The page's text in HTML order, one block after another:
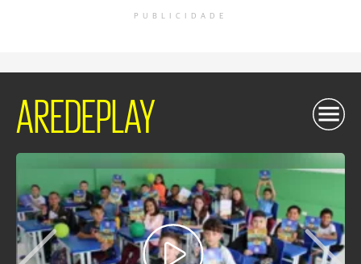
PUBLICIDADE
AREDEPLAY